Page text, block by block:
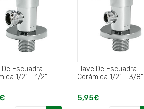
De Escuadra
1/2" - 1/2".
Llave De Escuadra
Cerámica 1/2" - 3/8".
5,95€